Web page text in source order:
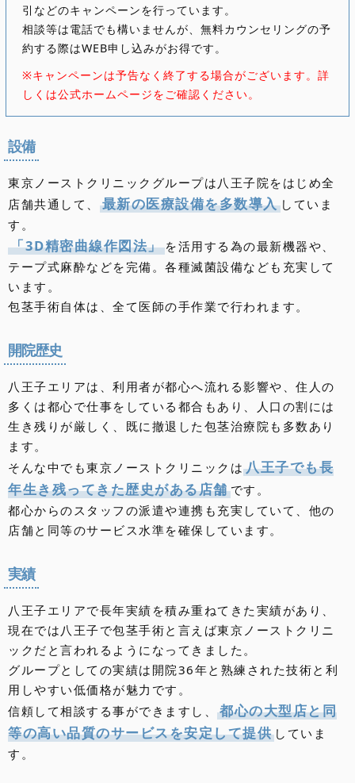
引などのキャンペーンを行っています。
相談等は電話でも構いませんが、無料カウンセリングの予
約する際はWEB申し込みがお得です。
※キャンペーンは予告なく終了する場合がございます。詳
しくは公式ホームページをご確認ください。
設備
東京ノーストクリニックグループは八王子院をはじめ全
店舗共通して、
最新の医療設備を多数導入 していま
す。
「3D精密曲線作図法」 を活用する為の最新機器や、
テープ式麻酔などを完備。各種滅菌設備なども充実して
います。
包茎手術自体は、全て医師の手作業で行われます。
開院歴史
八王子エリアは、利用者が都心へ流れる影響や、住人の
多くは都心で仕事をしている都合もあり、人口の割には
生き残りが厳しく、既に撤退した包茎治療院も多数あり
ます。
そんな中でも東京ノーストクリニックは 八王子でも長
年生き残ってきた歴史がある店舗です。
都心からのスタッフの派遣や連携も充実していて、他の
店舗と同等のサービス水準を確保しています。
実績
八王子エリアで長年実績を積み重ねてきた実績があり、
現在では八王子で包茎手術と言えば東京ノーストクリニ
ックだと言われるようになってきました。
グループとしての実績は開院36年と熟練された技術と利
用しやすい低価格が魅力です。
信頼して相談する事ができますし、
都心の大型店と同
等の高い品質のサービスを安定して提供 していま
す。